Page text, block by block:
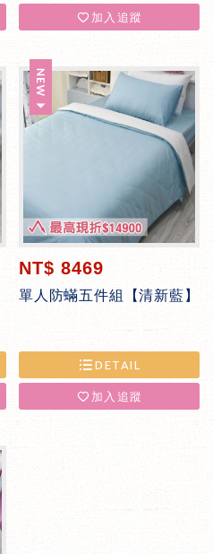
加入追蹤
NT$ 8469
單人防蟎五件組【清新藍】
DETAIL
加入追蹤